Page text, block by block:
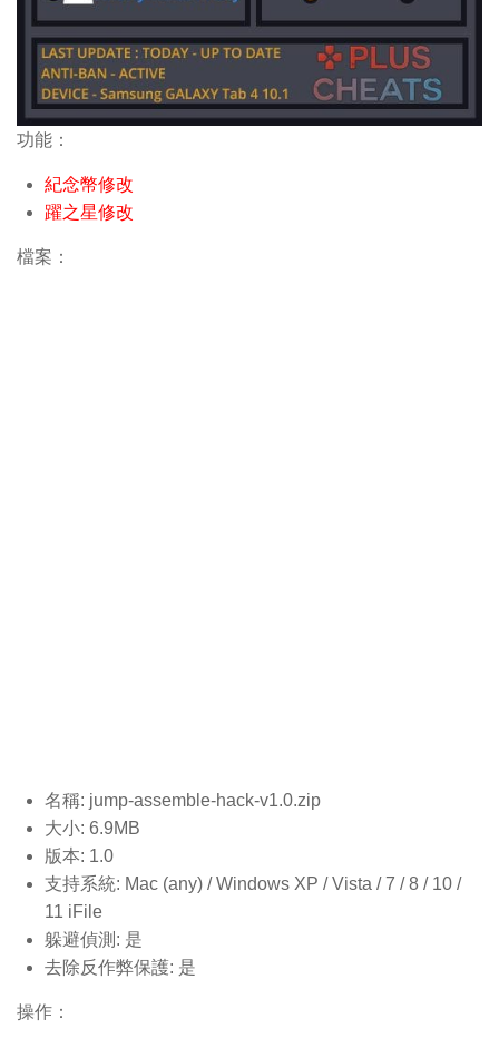
功能：
紀念幣修改
躍之星修改
檔案：
名稱: jump-assemble-hack-v1.0.zip
大小: 6.9MB
版本: 1.0
支持系統: Mac (any) / Windows XP / Vista / 7 / 8 / 10 /
11 iFile
躲避偵測: 是
去除反作弊保護: 是
操作：